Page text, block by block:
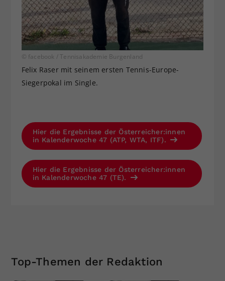
© facebook / Tennisakademie Burgenland
Felix Raser mit seinem ersten Tennis-Europe-
Siegerpokal im Single.
Hier die Ergebnisse der Österreicher:innen
in Kalenderwoche 47 (ATP, WTA, ITF).
Hier die Ergebnisse der Österreicher:innen
in Kalenderwoche 47 (TE).
Top-Themen der Redaktion